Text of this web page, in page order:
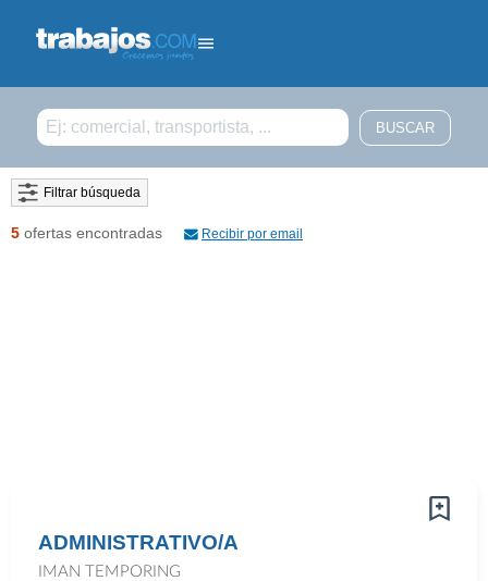
Filtrar búsqueda
5 ofertas encontradas Recibir por email
ADMINISTRATIVO/A
IMAN TEMPORING